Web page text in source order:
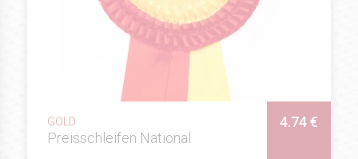
GOLD
Preisschleifen National
4.74 €